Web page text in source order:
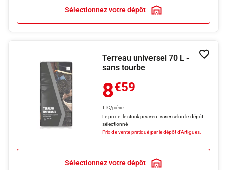
Sélectionnez votre dépôt
Terreau universel 70 L -
sans tourbe
8€59
TTC/pièce
Le prix et le stock peuvent varier selon le dépôt
sélectionné
Prix de vente pratiqué par le dépôt d'Artigues.
Sélectionnez votre dépôt